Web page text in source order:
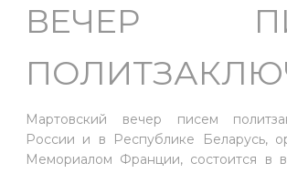
ВЕЧЕР
Мартовский вечер писем
России и в Республике Беларусь,
Мемориалом Франции, состоится в